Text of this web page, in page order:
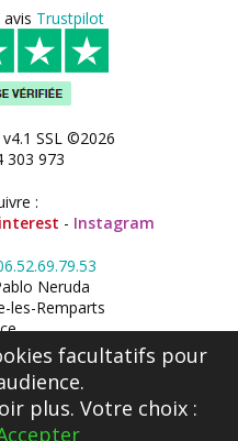
Trustpilot
SSL ©2026
303 973
:
- Instagram
Neruda
les-Remparts
facultatifs pour
plus. Votre choix :